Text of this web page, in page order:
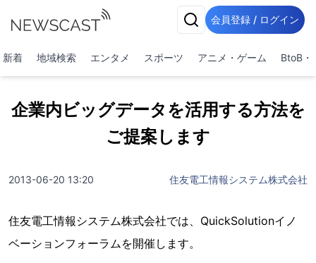
会員登録 / ログイン
新着 地域検索 エンタメ スポーツ アニメ・ゲーム BtoB・
企業内ビッグデータを活用する方法を
ご提案します
2013-06-20 13:20 住友電工情報システム株式会社
住友電工情報システム株式会社では、QuickSolutionイノ
ベーションフォーラムを開催します。